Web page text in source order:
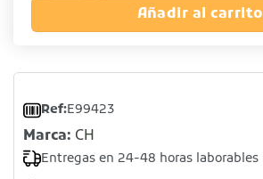
Añadir al carrito
Ref:E99423
Marca: CH
Entregas en 24-48 horas laborables